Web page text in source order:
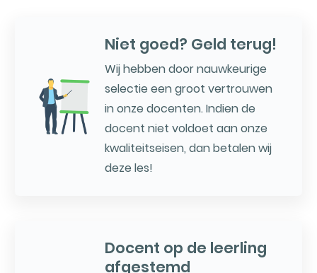
Niet goed? Geld terug!
Wij hebben door nauwkeurige
selectie een groot vertrouwen
in onze docenten. Indien de
docent niet voldoet aan onze
kwaliteitseisen, dan betalen wij
deze les!
Docent op de leerling
afgestemd